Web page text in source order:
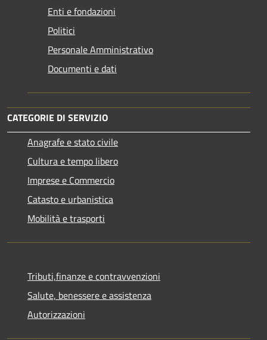
Enti e fondazioni
Politici
Personale Amministrativo
Documenti e dati
CATEGORIE DI SERVIZIO
Anagrafe e stato civile
Cultura e tempo libero
Imprese e Commercio
Catasto e urbanistica
Mobilità e trasporti
Tributi,finanze e contravvenzioni
Salute, benessere e assistenza
Autorizzazioni